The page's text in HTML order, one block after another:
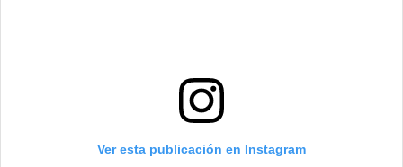
Ver esta publicación en Instagram